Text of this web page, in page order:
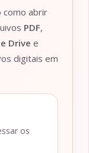
como abrir
PDF,
Drive e
digitais em
os